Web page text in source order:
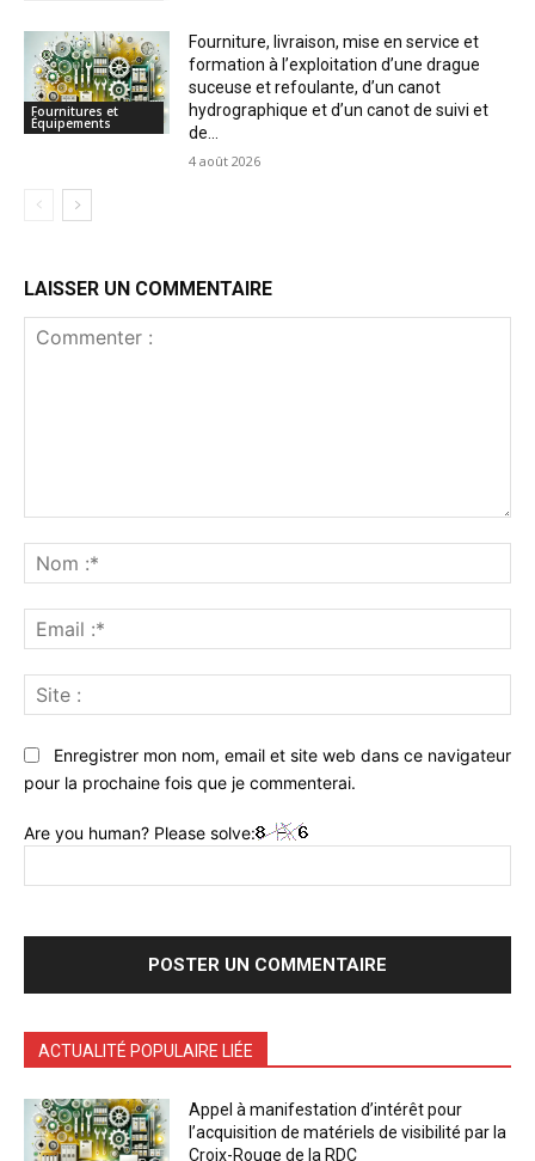
Fournitures et
Équipements
Fourniture, livraison, mise en service et
formation à l’exploitation d’une drague
suceuse et refoulante, d’un canot
hydrographique et d’un canot de suivi et
de...
4 août 2026
LAISSER UN COMMENTAIRE
:*
:*
:
Enregistrer mon nom, email et site web dans ce navigateur
pour la prochaine fois que je commenterai.
Are you human? Please solve:
ACTUALITÉ POPULAIRE LIÉE
Appel à manifestation d’intérêt pour
l’acquisition de matériels de visibilité par la
Croix-Rouge de la RDC